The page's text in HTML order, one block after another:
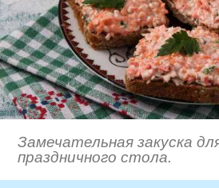
Замечательная закуска
праздничного стола.